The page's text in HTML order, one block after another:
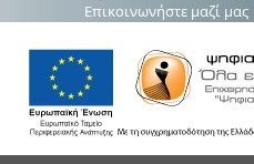
Επικοινωνήστε μαζί μας